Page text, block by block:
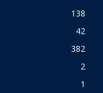
138
42
382
2
1